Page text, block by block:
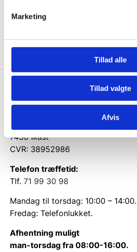
Marketing
Tillad alle
Tillad valgte
Afvis
7430 Ikast
CVR: 38952986
Telefon træffetid:
Tlf. 71 99 30 98
Mandag til torsdag: 10:00 – 14:00.
Fredag: Telefonlukket.
Afhentning muligt
man-torsdag fra 08:00-16:00.